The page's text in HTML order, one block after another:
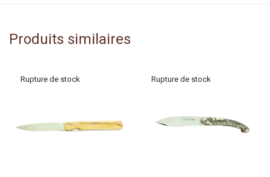
Produits similaires